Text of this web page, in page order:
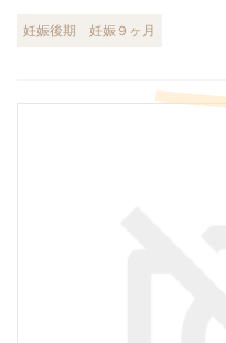
妊娠後期 妊娠９ヶ月